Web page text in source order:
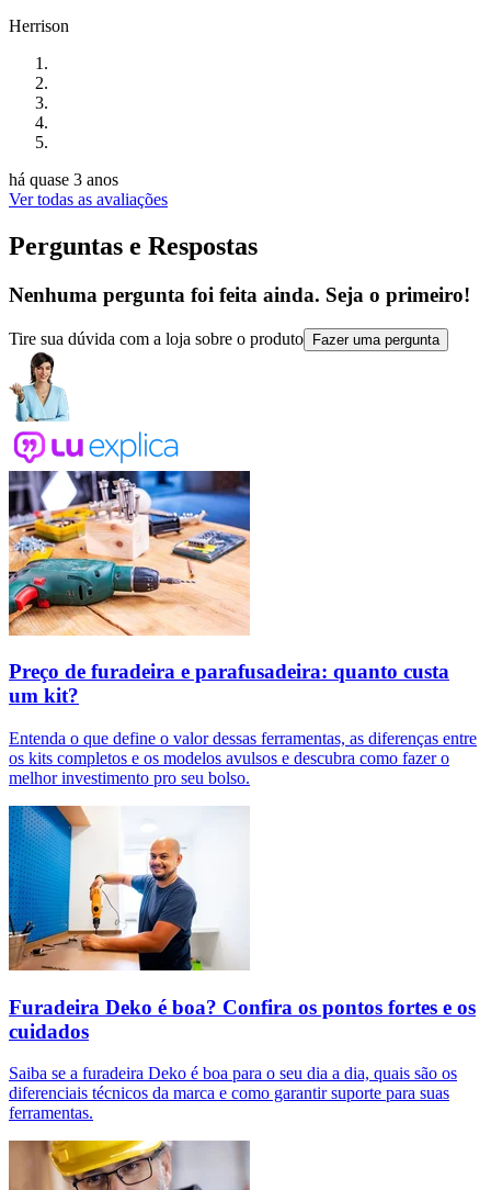
Herrison
há quase 3 anos
Ver todas as avaliações
Perguntas e Respostas
Nenhuma pergunta foi feita ainda. Seja o primeiro!
Tire sua dúvida com a loja sobre o produto Fazer uma pergunta
Preço de furadeira e parafusadeira: quanto custa
um kit?
Entenda o que define o valor dessas ferramentas, as diferenças entre
os kits completos e os modelos avulsos e descubra como fazer o
melhor investimento pro seu bolso.
Furadeira Deko é boa? Confira os pontos fortes e os
cuidados
Saiba se a furadeira Deko é boa para o seu dia a dia, quais são os
diferenciais técnicos da marca e como garantir suporte para suas
ferramentas.